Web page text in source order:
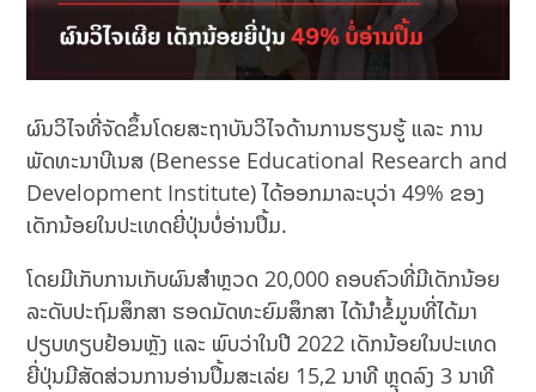
ຜົນວິໄຈທີ່ຈັດຂຶ້ນໂດຍສະຖາບັນວິໄຈດ້ານການຮຽນຮູ້ ແລະ ການ
ພັດທະນາບີເນສ (Benesse Educational Research and
Development Institute) ໄດ້ອອກມາລະບຸວ່າ 49% ຂອງ
ເດັກນ້ອຍໃນປະເທດຍີ່ປຸ່ນບໍ່ອ່ານປຶ້ມ.
ໂດຍມີເກັບການເກັບຜົນສຳຫຼວດ 20,000 ຄອບຄົວທີ່ມີເດັກນ້ອຍ
ລະດັບປະຖົມສຶກສາ ຮອດມັດທະຍົມສຶກສາ ໄດ້ນຳຂໍ້ມູນທີ່ໄດ້ມາ
ປຽບທຽບຢ້ອນຫຼັງ ແລະ ພົບວ່າໃນປີ 2022 ເດັກນ້ອຍໃນປະເທດ
ຍີ່ປຸ່ນມີສັດສ່ວນການອ່ານປຶ້ມສະເລ່ຍ 15,2 ນາທີ ຫຼຸດລົງ 3 ນາທີ